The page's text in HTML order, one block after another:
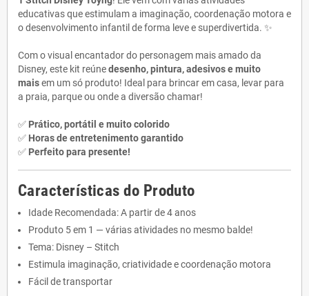
educativas que estimulam a imaginação, coordenação motora e
o desenvolvimento infantil de forma leve e superdivertida. ✨
Com o visual encantador do personagem mais amado da
Disney, este kit reúnedesenho, pintura, adesivos e muito
maisem um só produto! Ideal para brincar em casa, levar para
a praia, parque ou onde a diversão chamar!
✅ Prático, portátil e muito colorido
✅ Horas de entretenimento garantido
✅ Perfeito para presente!
Características do Produto
Idade Recomendada: A partir de 4 anos
Produto 5 em 1 — várias atividades no mesmo balde!
Tema: Disney – Stitch
Estimula imaginação, criatividade e coordenação motora
Fácil de transportar